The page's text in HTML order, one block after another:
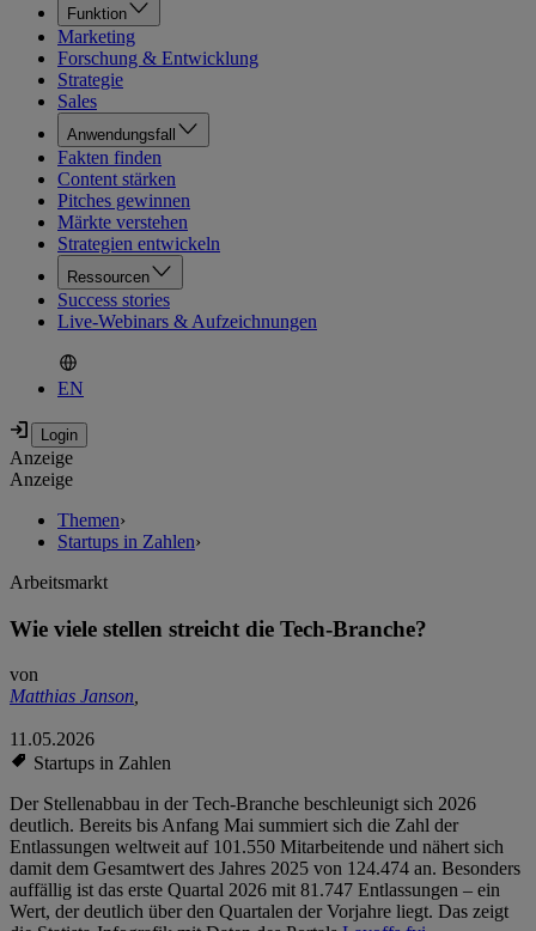
Funktion
Marketing
Forschung & Entwicklung
Strategie
Sales
Anwendungsfall
Fakten finden
Content stärken
Pitches gewinnen
Märkte verstehen
Strategien entwickeln
Ressourcen
Success stories
Live-Webinars & Aufzeichnungen
EN
Anzeige
Anzeige
Themen›
Startups in Zahlen›
Arbeitsmarkt
Wie viele stellen streicht die Tech-Branche?
von
Matthias Janson,
11.05.2026
Startups in Zahlen
Der Stellenabbau in der Tech-Branche beschleunigt sich 2026
deutlich. Bereits bis Anfang Mai summiert sich die Zahl der
Entlassungen weltweit auf 101.550 Mitarbeitende und nähert sich
damit dem Gesamtwert des Jahres 2025 von 124.474 an. Besonders
auffällig ist das erste Quartal 2026 mit 81.747 Entlassungen – ein
Wert, der deutlich über den Quartalen der Vorjahre liegt. Das zeigt